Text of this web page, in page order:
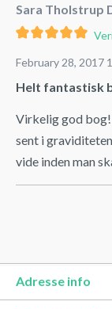
Sara Tholstrup
February 28, 2017
Helt fantastisk
Virkelig god
sent i
vide inden man
Adresse info